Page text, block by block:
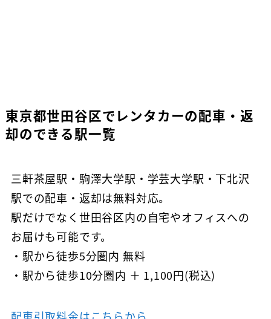
東京都世田谷区でレンタカーの配車・返
却のできる駅一覧
三軒茶屋駅・駒澤大学駅・学芸大学駅・下北沢
駅での配車・返却は無料対応。
駅だけでなく世田谷区内の自宅やオフィスへの
お届けも可能です。
・駅から徒歩5分圏内 無料
・駅から徒歩10分圏内 ＋ 1,100円(税込)
配車引取料金はこちらから